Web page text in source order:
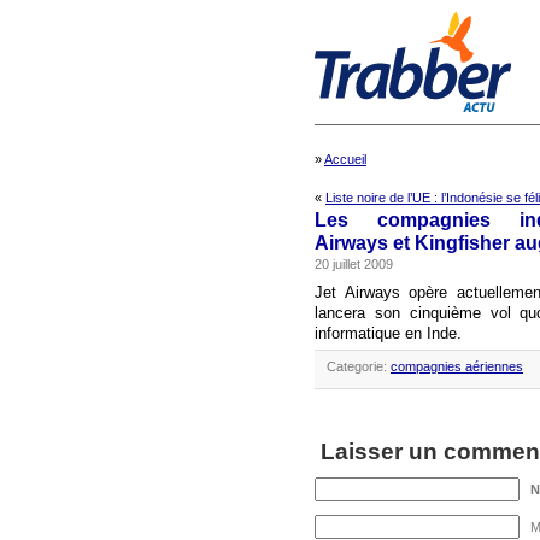
»Accueil
« Liste noire de l’UE : l’Indonésie se
Les compagnies
Airways et Kingfisher
20 juillet 2009
Jet Airways opère
lancera son cinquième vol
informatique en Inde.
Categorie: compagnies aériennes
Laisser un